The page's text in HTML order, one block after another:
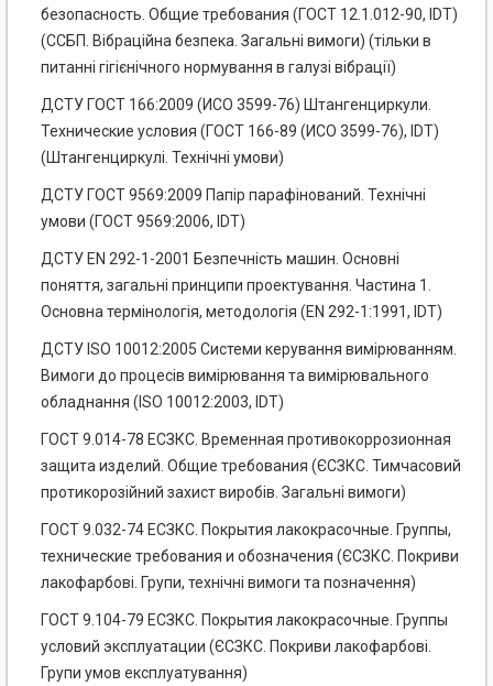
безопасность. Общие требования (ГОСТ 12.1.012-90, IDT)
(ССБП. Вібраційна безпека. Загальні вимоги) (тільки в
питанні гігієнічного нормування в галузі вібрації)
ДСТУ ГОСТ 166:2009 (ИСО 3599-76) Штангенциркули.
Технические условия (ГОСТ 166-89 (ИСО 3599-76), IDT)
(Штангенциркулі. Технічні умови)
ДСТУ ГОСТ 9569:2009 Папір парафінований. Технічні
умови (ГОСТ 9569:2006, IDT)
ДСТУ EN 292-1-2001 Безпечність машин. Основні
поняття, загальні принципи проектування. Частина 1.
Основна термінологія, методологія (EN 292-1:1991, IDT)
ДСТУ ISO 10012:2005 Системи керування вимірюванням.
Вимоги до процесів вимірювання та вимірювального
обладнання (ISO 10012:2003, IDT)
ГОСТ 9.014-78 ЕСЗКС. Временная противокоррозионная
защита изделий. Общие требования (ЄСЗКС. Тимчасовий
протикорозійний захист виробів. Загальні вимоги)
ГОСТ 9.032-74 ЕСЗКС. Покрытия лакокрасочные. Группы,
технические требования и обозначения (ЄСЗКС. Покриви
лакофарбові. Групи, технічні вимоги та позначення)
ГОСТ 9.104-79 ЕСЗКС. Покрытия лакокрасочные. Группы
условий эксплуатации (ЄСЗКС. Покриви лакофарбові.
Групи умов експлуатування)